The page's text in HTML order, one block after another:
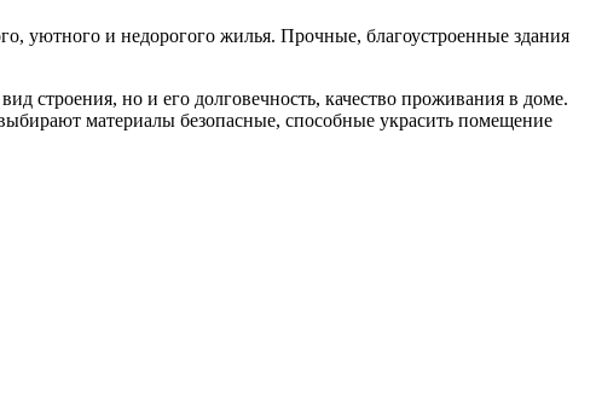
уютного и недорогого жилья. Прочные, благоустроенные здания
строения, но и его долговечность, качество проживания в доме.
материалы безопасные, способные украсить помещение